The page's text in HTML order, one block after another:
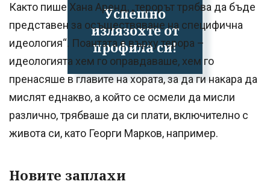
Успешно
излязохте от
профила си!
Както пише Хана Аренд, „терорът трябва да бъде
представен за осъществяване на специфична
идеология“. Поантата е върху терора –
идеологията хем го оправдаваше, хем го
пренасяше в главите на хората, за да ги накара да
мислят еднакво, а който се осмели да мисли
различно, трябваше да си плати, включително с
живота си, като Георги Марков, например.
Новите заплахи